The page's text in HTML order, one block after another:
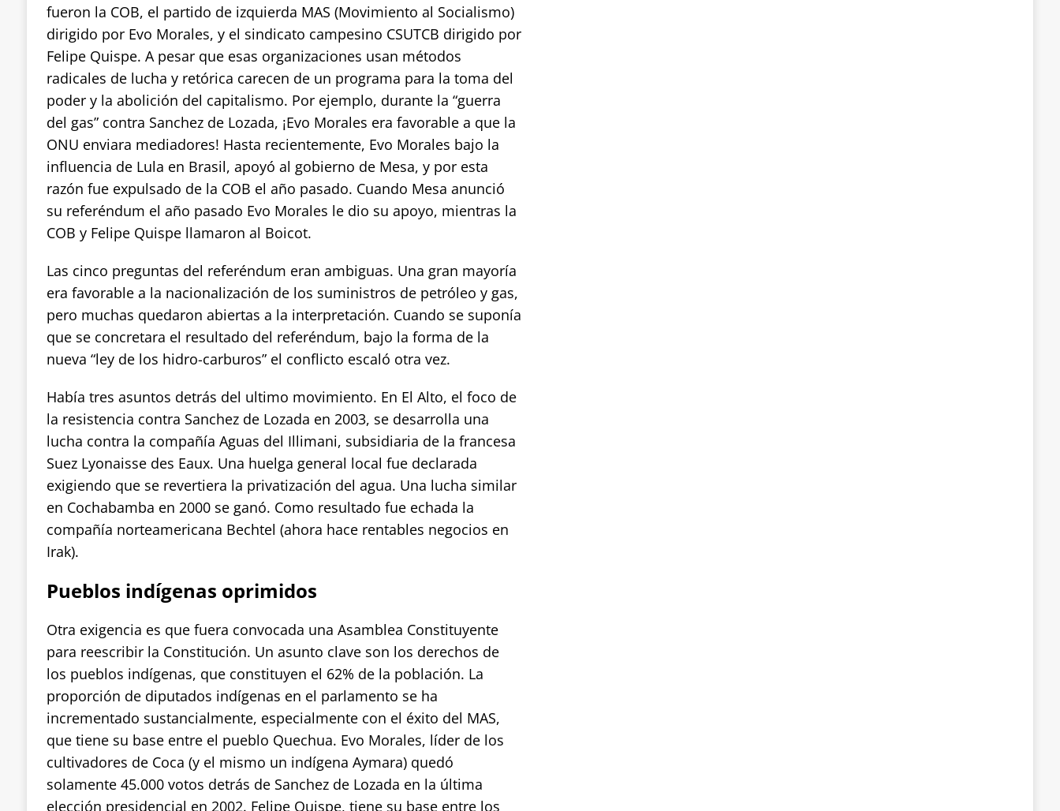
fueron la COB, el partido de izquierda MAS (Movimiento al Socialismo)
dirigido por Evo Morales, y el sindicato campesino CSUTCB dirigido por
Felipe Quispe. A pesar que esas organizaciones usan métodos
radicales de lucha y retórica carecen de un programa para la toma del
poder y la abolición del capitalismo. Por ejemplo, durante la “guerra
del gas” contra Sanchez de Lozada, ¡Evo Morales era favorable a que la
ONU enviara mediadores! Hasta recientemente, Evo Morales bajo la
influencia de Lula en Brasil, apoyó al gobierno de Mesa, y por esta
razón fue expulsado de la COB el año pasado. Cuando Mesa anunció
su referéndum el año pasado Evo Morales le dio su apoyo, mientras la
COB y Felipe Quispe llamaron al Boicot.
Las cinco preguntas del referéndum eran ambiguas. Una gran mayoría
era favorable a la nacionalización de los suministros de petróleo y gas,
pero muchas quedaron abiertas a la interpretación. Cuando se suponía
que se concretara el resultado del referéndum, bajo la forma de la
nueva “ley de los hidro-carburos” el conflicto escaló otra vez.
Había tres asuntos detrás del ultimo movimiento. En El Alto, el foco de
la resistencia contra Sanchez de Lozada en 2003, se desarrolla una
lucha contra la compañía Aguas del Illimani, subsidiaria de la francesa
Suez Lyonaisse des Eaux. Una huelga general local fue declarada
exigiendo que se revertiera la privatización del agua. Una lucha similar
en Cochabamba en 2000 se ganó. Como resultado fue echada la
compañía norteamericana Bechtel (ahora hace rentables negocios en
Irak).
Pueblos indígenas oprimidos
Otra exigencia es que fuera convocada una Asamblea Constituyente
para reescribir la Constitución. Un asunto clave son los derechos de
los pueblos indígenas, que constituyen el 62% de la población. La
proporción de diputados indígenas en el parlamento se ha
incrementado sustancialmente, especialmente con el éxito del MAS,
que tiene su base entre el pueblo Quechua. Evo Morales, líder de los
cultivadores de Coca (y el mismo un indígena Aymara) quedó
solamente 45.000 votos detrás de Sanchez de Lozada en la última
elección presidencial en 2002. Felipe Quispe, tiene su base entre los